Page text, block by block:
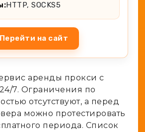
HTTP, SOCKS5
Перейти на сайт
аренды прокси с
7. Ограничения по
отсутствуют, а перед
можно протестировать
периода. Список